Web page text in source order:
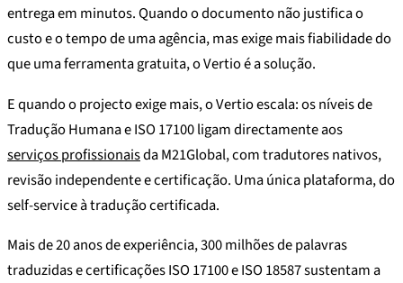
entrega em minutos. Quando o documento não justifica o
custo e o tempo de uma agência, mas exige mais fiabilidade do
que uma ferramenta gratuita, o Vertio é a solução.
E quando o projecto exige mais, o Vertio escala: os níveis de
Tradução Humana e ISO 17100 ligam directamente aos
serviços profissionaisda M21Global, com tradutores nativos,
revisão independente e certificação. Uma única plataforma, do
self-service à tradução certificada.
Mais de 20 anos de experiência, 300 milhões de palavras
traduzidas e certificações ISO 17100 e ISO 18587 sustentam a